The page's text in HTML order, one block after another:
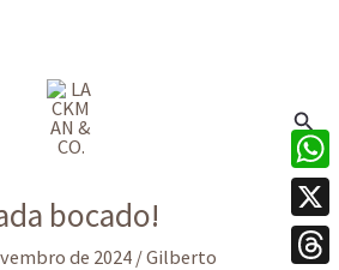
bocado!
de 2024 /Gilberto
X